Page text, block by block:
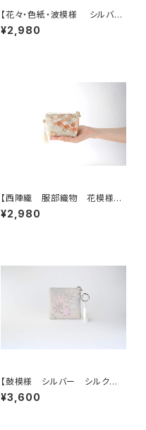
【花々・色紙・波模様 シルバ
ー・薄紫 シルク帯リメイク ミニ
ポーチ】カードケース、ポーチ小
¥2,980
【西陣織 服部織物 花模様
帯リメイクミニポーチ】カードケ
ース、ポーチ小さめ、ジュエリー
¥2,980
【鼓模様 シルバー シルク帯リ
メイク バッグチャーム型スクエ
アポーチ】メイクポーチ 旅
¥3,600